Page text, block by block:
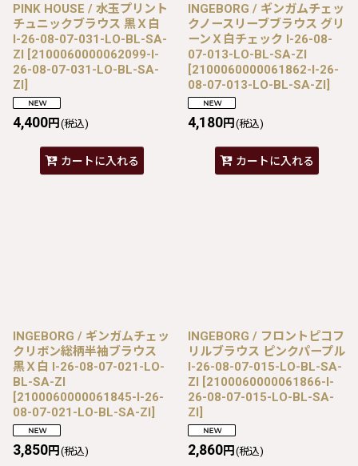
PINK HOUSE / 水玉プリント
チュニックブラウス 黒Ｘ白
I-26-08-07-031-LO-BL-SA-
ZI [2100060000062099-I-
26-08-07-031-LO-BL-SA-
ZI]
4,400円 (税込)
カートに入れる
INGEBORG / ギンガムチェッ
クノースリーブブラウス グリ
ーンＸ白チェック I-26-08-
07-013-LO-BL-SA-ZI
[2100060000061862-I-26-
08-07-013-LO-BL-SA-ZI]
4,180円 (税込)
カートに入れる
INGEBORG / ギンガムチェッ
クリボン総柄半袖ブラウス
黒Ｘ白 I-26-08-07-021-LO-
BL-SA-ZI
[2100060000061845-I-26-
08-07-021-LO-BL-SA-ZI]
3,850円 (税込)
INGEBORG / フロントピコフ
リルブラウス ピンクパープル
I-26-08-07-015-LO-BL-SA-
ZI [2100060000061866-I-
26-08-07-015-LO-BL-SA-
ZI]
2,860円 (税込)